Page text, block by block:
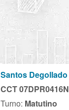
Santos Degollado
CCT 07DPR0416N
Turno: Matutino